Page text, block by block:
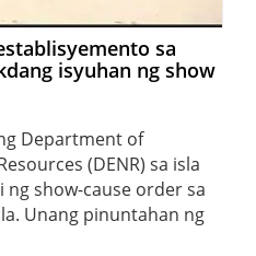
sa
isyuhan ng show
Department of
(DENR) sa isla
ng show-cause order sa
Unang pinuntahan ng